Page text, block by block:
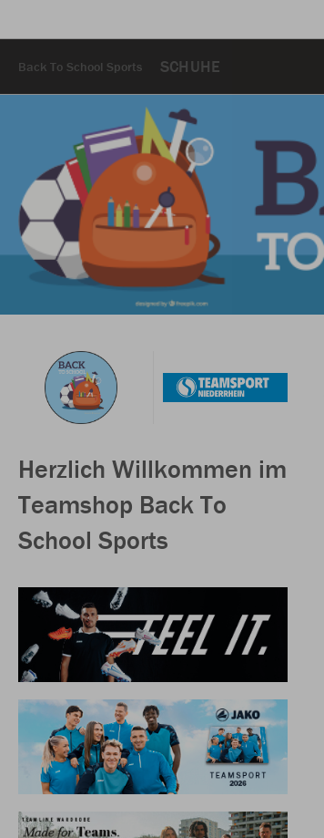
Back To School Sports SCHUHE
Herzlich Willkommen im
Teamshop Back To
School Sports